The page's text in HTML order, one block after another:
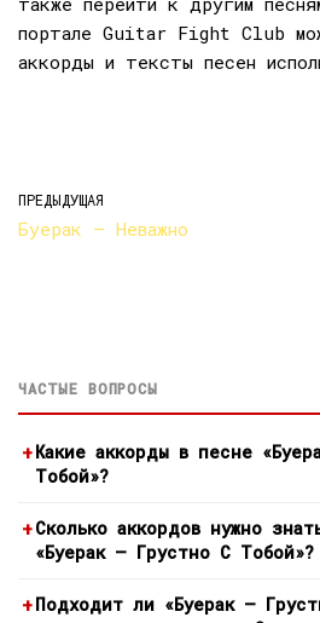
портале Guitar Fight Club
аккорды и тексты песен
ПРЕДЫДУЩАЯ
Буерак — Неважно
ЧАСТЫЕ ВОПРОСЫ
Какие аккорды в песне
Тобой»?
Сколько аккордов нужно
«Буерак — Грустно С Тобой»?
Подходит ли «Буерак —